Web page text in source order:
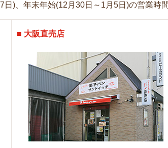
日)、年末年始(12月30日～1月5日)の営業時
■ 大阪直売店